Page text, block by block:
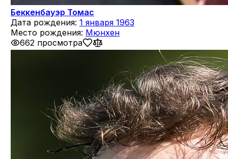
Беккенбауэр Томас
Дата рождения: 1 января 1963
Место рождения: Мюнхен
662 просмотра